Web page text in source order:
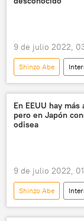
9 de julio 2022,
Shinzo Abe
Asesinato de
🌏 Asia
En EEUU hay
pero en Japón
odisea
9 de julio 2022,
Shinzo Abe
Japón